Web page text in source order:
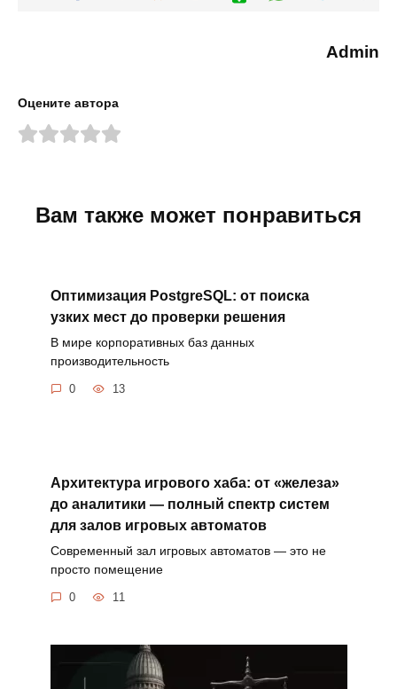
Admin
Оцените автора
Вам также может понравиться
Оптимизация PostgreSQL: от поиска
узких мест до проверки решения
В мире корпоративных баз данных
производительность
0 13
Архитектура игрового хаба: от «железа»
до аналитики — полный спектр систем
для залов игровых автоматов
Современный зал игровых автоматов — это не
просто помещение
0 11